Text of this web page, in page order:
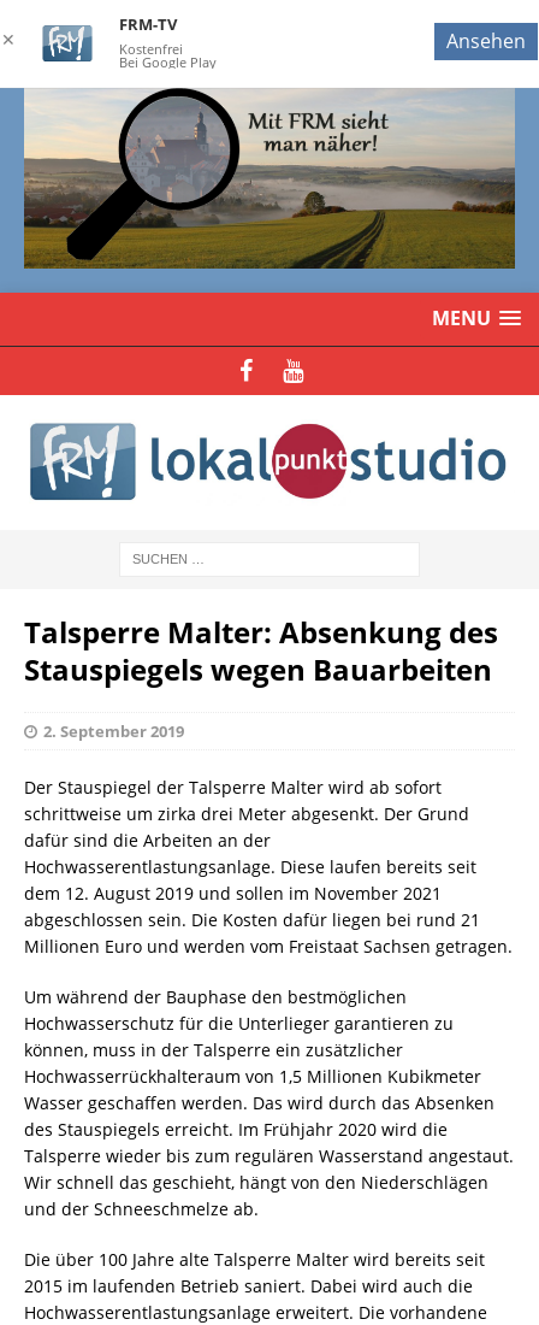
MENU
Talsperre Malter: Absenkung des
Stauspiegels wegen Bauarbeiten
2. September 2019
Der Stauspiegel der Talsperre Malter wird ab sofort
schrittweise um zirka drei Meter abgesenkt. Der Grund
dafür sind die Arbeiten an der
Hochwasserentlastungsanlage. Diese laufen bereits seit
dem 12. August 2019 und sollen im November 2021
abgeschlossen sein. Die Kosten dafür liegen bei rund 21
Millionen Euro und werden vom Freistaat Sachsen getragen.
Um während der Bauphase den bestmöglichen
Hochwasserschutz für die Unterlieger garantieren zu
können, muss in der Talsperre ein zusätzlicher
Hochwasserrückhalteraum von 1,5 Millionen Kubikmeter
Wasser geschaffen werden. Das wird durch das Absenken
des Stauspiegels erreicht. Im Frühjahr 2020 wird die
Talsperre wieder bis zum regulären Wasserstand angestaut.
Wir schnell das geschieht, hängt von den Niederschlägen
und der Schneeschmelze ab.
Die über 100 Jahre alte Talsperre Malter wird bereits seit
2015 im laufenden Betrieb saniert. Dabei wird auch die
Hochwasserentlastungsanlage erweitert. Die vorhandene
✕
FRM-TV
Kostenfrei
Bei Google Play
Ansehen